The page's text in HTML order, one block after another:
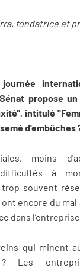
fondatrice et
journée
propose
intitulé
d'embûches
moins
difficultés à
souvent
encore du
dans l’entreprise.
qui minent
Les